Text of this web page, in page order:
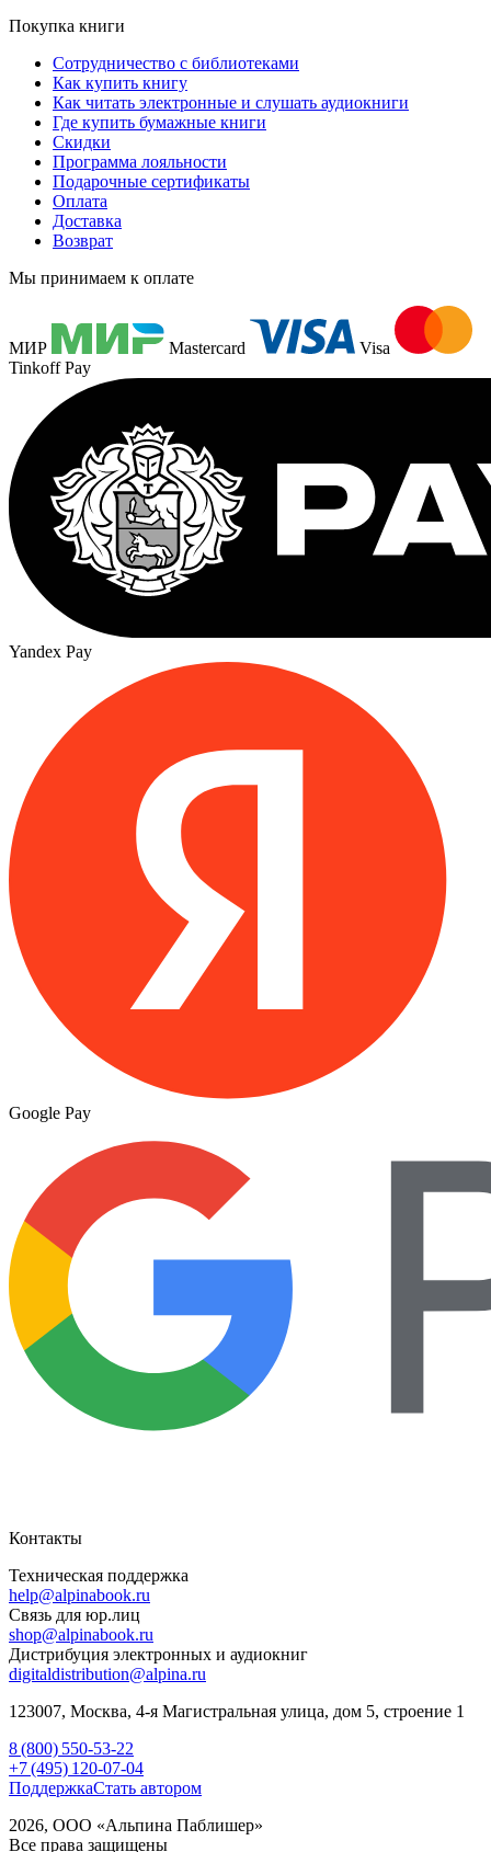
Покупка книги
Сотрудничество с библиотеками
Как купить книгу
Как читать электронные и слушать аудиокниги
Где купить бумажные книги
Скидки
Программа лояльности
Подарочные сертификаты
Оплата
Доставка
Возврат
Мы принимаем к оплате
МИР Mastercard
Visa
Tinkoff Pay
Yandex Pay
Google Pay
Контакты
Техническая поддержка
help@alpinabook.ru
Связь для юр.лиц
shop@alpinabook.ru
Дистрибуция электронных и аудиокниг
digitaldistribution@alpina.ru
123007, Москва, 4-я Магистральная улица, дом 5, строение 1
8 (800) 550-53-22
+7 (495) 120-07-04
ПоддержкаСтать автором
2026, ООО «Альпина Паблишер»
Все права защищены